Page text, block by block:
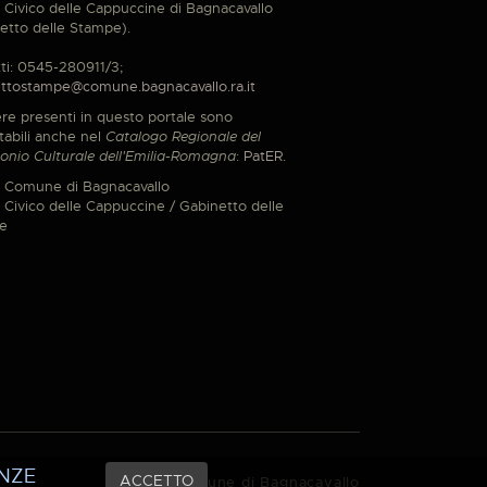
Civico delle Cappuccine di Bagnacavallo
delle Stampe).
0545-280911/3;
presenti in questo portale sono
anche nel Catalogo Regionale del
Culturale dell'Emilia-Romagna: PatER.
Comune di Bagnacavallo
Civico delle Cappuccine / Gabinetto delle
© 2021 Comune di Bagnacavallo
ACCETTO